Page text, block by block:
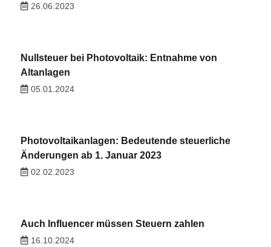
26.06.2023
Nullsteuer bei Photovoltaik: Entnahme von
Altanlagen
05.01.2024
Photovoltaikanlagen: Bedeutende steuerliche
Änderungen ab 1. Januar 2023
02.02.2023
Auch Influencer müssen Steuern zahlen
16.10.2024